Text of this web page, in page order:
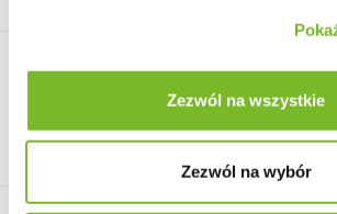
Zezwól na wszystkie
Zezwól na wybór
44.99
szt. Do koszyka